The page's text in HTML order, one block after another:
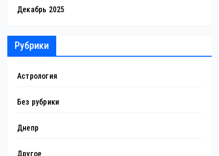
Декабрь 2025
Рубрики
Астрология
Без рубрики
Днепр
Другое